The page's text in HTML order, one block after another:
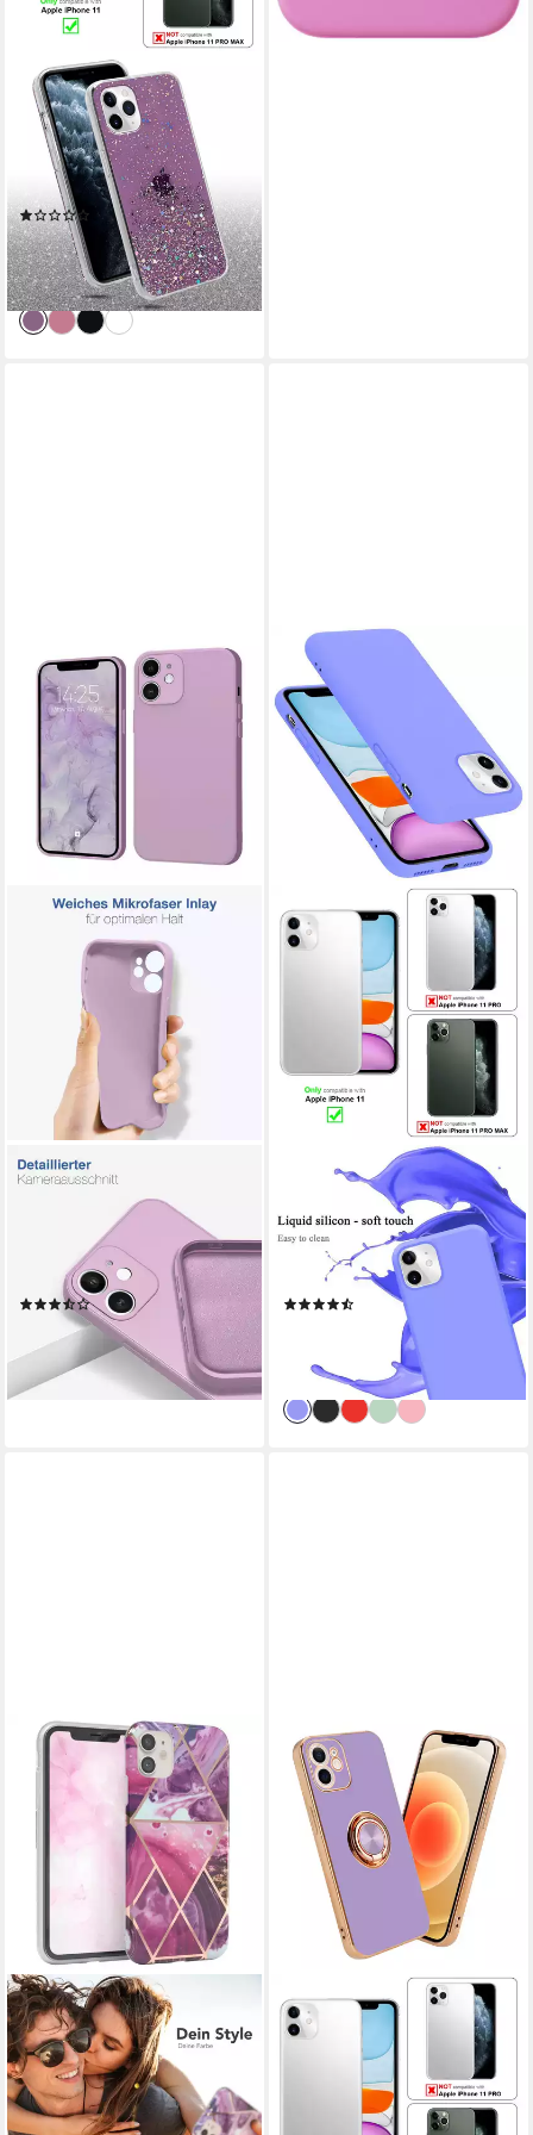
CADORABO
Handyhülle für iPhone 11
Hülle Apple iPhone 11,
Flexible TPU Silikon Handy
Schutzhülle - Hülle - mit
Glitzer
14,99 € UVP 16,99 €
-12%
lieferbar - in 3-4 Werktagen bei dir
TEC-EXPERT
Handyhülle SoftGrip Cover
Hülle für Apple iPhone 11,
Handy Case Bumper
integrierter Kameraschutz
flexibel
(5)
9,99 €
lieferbar - in 5-6 Werktagen bei dir
+4
CADORABO
Handyhülle für iPhone 11
Hülle Apple iPhone 11,
Flexible Hülle TPU Silikon
Schutzhülle Back Cover Case
16,99 €
lieferbar - in 3-4 Werktagen bei dir